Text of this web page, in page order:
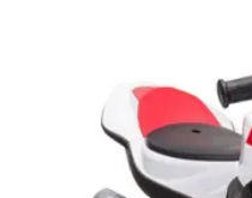
Entretenimiento Es